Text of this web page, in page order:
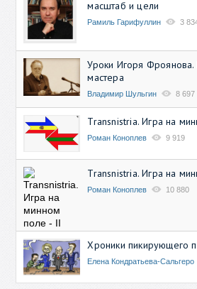
масштаб и цели
Рамиль Гарифуллин 3
Уроки Игоря Фроянова.
мастера
Владимир Шульгин 8 697
Transnistria. Игра на
Роман Коноплев 9 919
Transnistria. Игра на
Роман Коноплев 10 880
Хроники пикирующего
Елена Кондратьева-Сальгеро